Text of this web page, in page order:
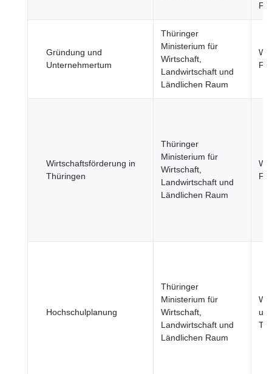
Gründung und
Unternehmertum
Thüringer
Ministerium für
Wirtschaft,
Landwirtschaft und
Ländlichen Raum
Wirtschaftsförderung in
Thüringen
Thüringer
Ministerium für
Wirtschaft,
Landwirtschaft und
Ländlichen Raum
Hochschulplanung
Thüringer
Ministerium für
Wirtschaft,
Landwirtschaft und
Ländlichen Raum